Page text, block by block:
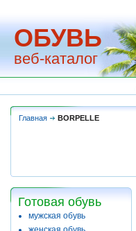
ОБУВЬ
веб-каталог
Главная BORPELLE
Готовая обувь
мужская обувь